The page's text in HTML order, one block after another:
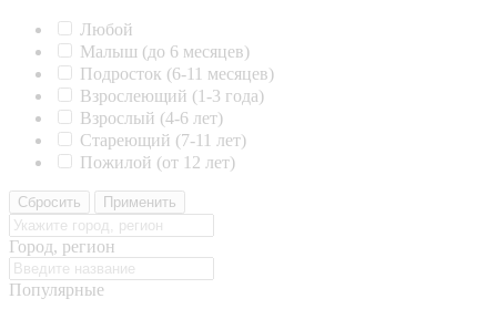
Любой
Малыш (до 6 месяцев)
Подросток (6-11 месяцев)
Взрослеющий (1-3 года)
Взрослый (4-6 лет)
Стареющий (7-11 лет)
Пожилой (от 12 лет)
Сбросить Применить
Город, регион
Популярные